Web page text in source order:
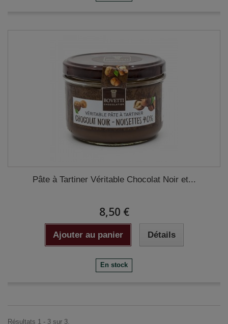
Pâte à Tartiner Véritable Chocolat Noir et...
8,50 €
Ajouter au panier Détails
En stock
Résultats 1 - 3 sur 3.